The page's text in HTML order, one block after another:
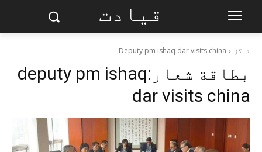
قیادت
ٹیگز Deputy pm ishaq dar visits china
بطاقة شعار:deputy pm ishaq
dar visits china